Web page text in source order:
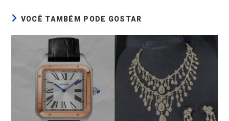
VOCÊ TAMBÉM PODE GOSTAR